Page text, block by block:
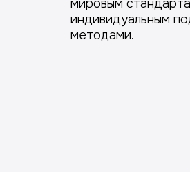
мировым
индивидуальным
методами.